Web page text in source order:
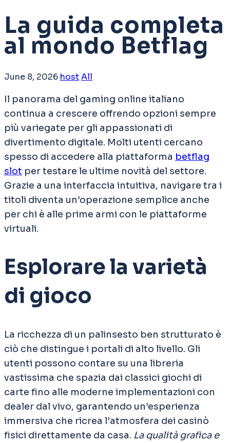
La guida completa
al mondo Betflag
June 8, 2026 hostAll
Il panorama del gaming online italiano
continua a crescere offrendo opzioni sempre
più variegate per gli appassionati di
divertimento digitale. Molti utenti cercano
spesso di accedere alla piattaforma betflag
slot per testare le ultime novità del settore.
Grazie a una interfaccia intuitiva, navigare tra i
titoli diventa un’operazione semplice anche
per chi è alle prime armi con le piattaforme
virtuali.
Esplorare la varietà
di gioco
La ricchezza di un palinsesto ben strutturato è
ciò che distingue i portali di alto livello. Gli
utenti possono contare su una libreria
vastissima che spazia dai classici giochi di
carte fino alle moderne implementazioni con
dealer dal vivo, garantendo un’esperienza
immersiva che ricrea l’atmosfera dei casinò
fisici direttamente da casa. La qualità grafica e